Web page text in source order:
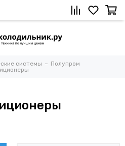
системы
Полупром